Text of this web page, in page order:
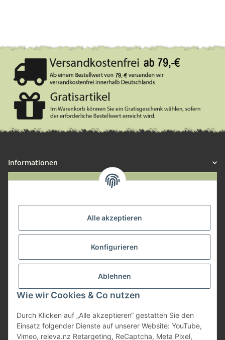
Alle akzeptieren
Konfigurieren
Ablehnen
Wie wir Cookies & Co nutzen
Durch Klicken auf „Alle akzeptieren“ gestatten Sie den
Einsatz folgender Dienste auf unserer Website: YouTube,
Vimeo, releva.nz Retargeting, ReCaptcha, Meta Pixel,
Informationen
Widerruf anmelden
Herstellerinformationen